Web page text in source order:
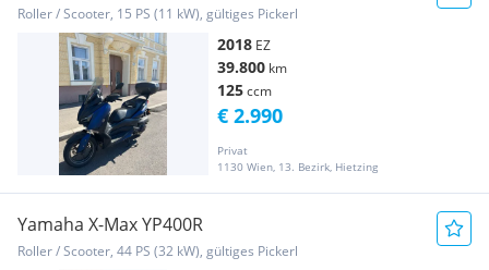
Roller / Scooter, 15 PS (11 kW), gültiges Pickerl
2018 EZ
39.800 km
125ccm
Privat
1130 Wien, 13. Bezirk, Hietzing
€ 2.990
Yamaha X-Max YP400R
Roller / Scooter, 44 PS (32 kW), gültiges Pickerl